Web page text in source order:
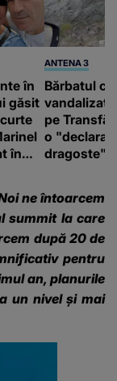
în
găsit
în
ANTENA 3
Bărbatul
vandalizat
pe
o
dragoste"
ne întoarcem
summit la care
după 20 de
pentru
an, planurile
un nivel și mai